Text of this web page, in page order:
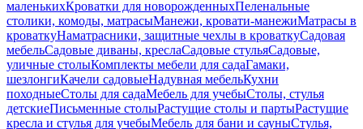
маленькихКроватки для новорожденныхПеленальные
столики, комоды, матрасыМанежи, кровати-манежиМатрасы в
кроваткуНаматрасники, защитные чехлы в кроваткуСадовая
мебельСадовые диваны, креслаСадовые стульяСадовые,
уличные столыКомплекты мебели для садаГамаки,
шезлонгиКачели садовыеНадувная мебельКухни
походныеСтолы для садаМебель для учебыСтолы, стулья
детскиеПисьменные столыРастущие столы и партыРастущие
кресла и стулья для учебыМебель для бани и сауныСтулья,